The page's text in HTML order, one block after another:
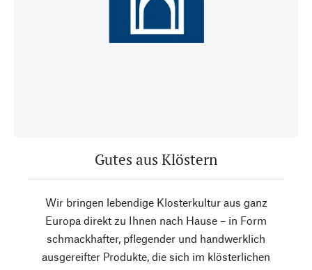
Gutes aus Klöstern
Wir bringen lebendige Klosterkultur aus ganz
Europa direkt zu Ihnen nach Hause – in Form
schmackhafter, pflegender und handwerklich
ausgereifter Produkte, die sich im klösterlichen